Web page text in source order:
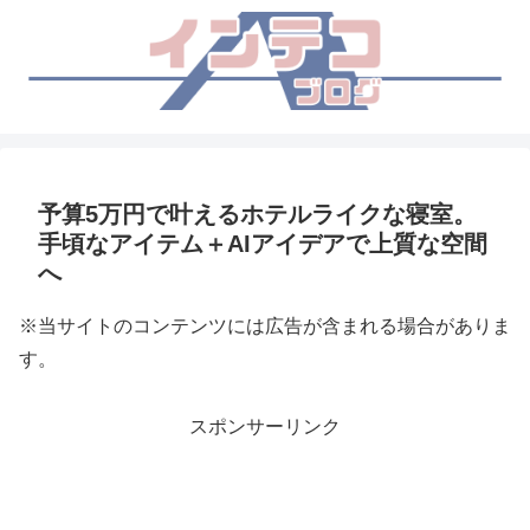
予算5万円で叶えるホテルライクな寝室。
手頃なアイテム＋AIアイデアで上質な空間
へ
※当サイトのコンテンツには広告が含まれる場合がありま
す。
スポンサーリンク